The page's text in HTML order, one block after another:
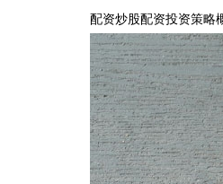
配资炒股配资投资策略